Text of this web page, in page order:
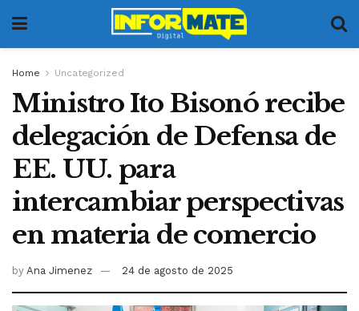
Home Uncategorized
Ministro Ito Bisonó recibe
delegación de Defensa de
EE. UU. para
intercambiar perspectivas
en materia de comercio
by Ana Jimenez 24 de agosto de 2025